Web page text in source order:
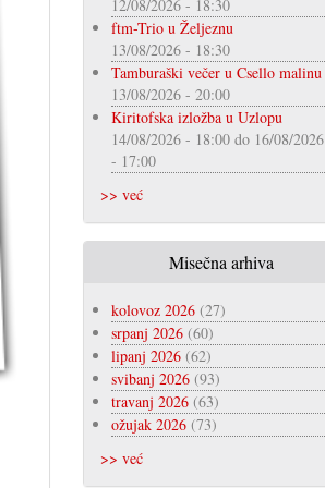
12/08/2026 - 18:30
ftm-Trio u Željeznu
13/08/2026 - 18:30
Tamburaški večer u Csello malinu
13/08/2026 - 20:00
Kiritofska izložba u Uzlopu
14/08/2026 - 18:00do 16/08/2026
- 17:00
>> već
Misečna arhiva
kolovoz 2026(27)
srpanj 2026(60)
lipanj 2026(62)
svibanj 2026(93)
travanj 2026(63)
ožujak 2026(73)
>> već